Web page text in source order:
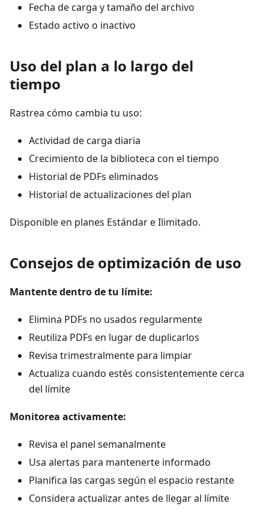
Fecha de carga y tamaño del archivo
Estado activo o inactivo
Uso del plan a lo largo del
tiempo
Rastrea cómo cambia tu uso:
Actividad de carga diaria
Crecimiento de la biblioteca con el tiempo
Historial de PDFs eliminados
Historial de actualizaciones del plan
Disponible en planes Estándar e Ilimitado.
Consejos de optimización de uso
Mantente dentro de tu límite:
Elimina PDFs no usados regularmente
Reutiliza PDFs en lugar de duplicarlos
Revisa trimestralmente para limpiar
Actualiza cuando estés consistentemente cerca
del límite
Monitorea activamente:
Revisa el panel semanalmente
Usa alertas para mantenerte informado
Planifica las cargas según el espacio restante
Considera actualizar antes de llegar al límite